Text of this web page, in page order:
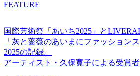
FEATURE
国際芸術祭「あいち2025」と
「灰と薔薇のあいまにファッション
2025の記録。
アーティスト・久保寛子による受賞